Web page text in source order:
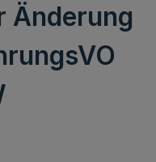
Änderung